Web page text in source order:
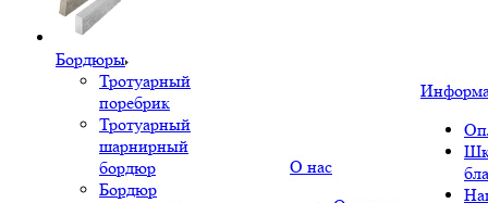
Бордюры
Тротуарный
поребрик
Тротуарный
шарнирный
бордюр
Бордюр
О нас